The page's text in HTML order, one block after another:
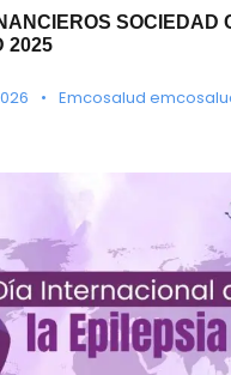
SOCIEDAD
2025
• Emcosalud